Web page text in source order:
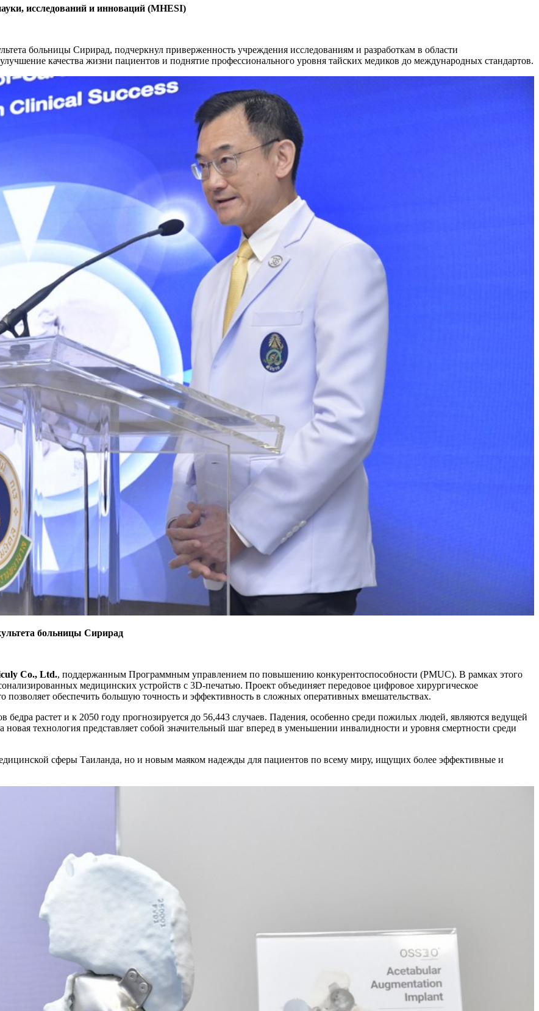
исследований и инноваций (MHESI)
больницы Сирирад, подчеркнул приверженность учреждения исследованиям и разработкам в области
качества жизни пациентов и поднятие профессионального уровня тайских медиков до международных стандартов.
больницы Сирирад
Co., Ltd., поддержанным Программным управлением по повышению конкурентоспособности (PMUC). В рамках этого
медицинских устройств с 3D-печатью. Проект объединяет передовое цифровое хирургическое
обеспечить большую точность и эффективность в сложных оперативных вмешательствах.
растет и к 2050 году прогнозируется до 56,443 случаев. Падения, особенно среди пожилых людей, являются ведущей
технология представляет собой значительный шаг вперед в уменьшении инвалидности и уровня смертности среди
сферы Таиланда, но и новым маяком надежды для пациентов по всему миру, ищущих более эффективные и